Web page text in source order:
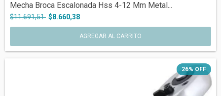
Mecha Broca Escalonada Hss 4-12 Mm Metal...
$11.691,51 $8.660,38
26% OFF